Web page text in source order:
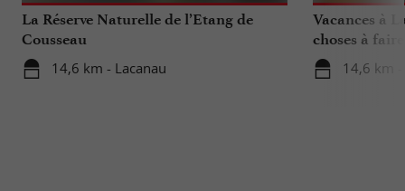
La Réserve Naturelle de l’Etang de
Cousseau
14,6 km - Lacanau
Vacances à
choses à
votre séjour
14,6 km -